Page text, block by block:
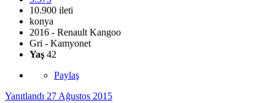
10.900 ileti
konya
2016 - Renault Kangoo
Gri - Kamyonet
Yaş 42
Paylaş
Yanıtlandı 27 Ağustos 2015